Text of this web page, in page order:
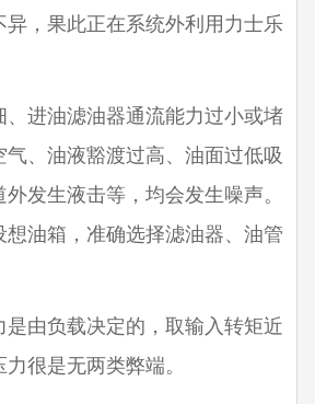
异，果此正在系统外利用力士乐
进油滤油器通流能力过小或堵
、油液豁渡过高、油面过低吸
发生液击等，均会发生噪声。
想油箱，准确选择滤油器、油管
由负载决定的，取输入转矩近
很是无两类弊端。